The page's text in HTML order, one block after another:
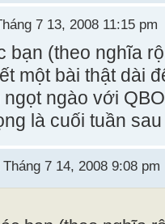
7 13, 2008 11:15 pm
bạn (theo nghĩa
một bài thật dài
ngào với
là cuối tuần
7 14, 2008 9:08 pm